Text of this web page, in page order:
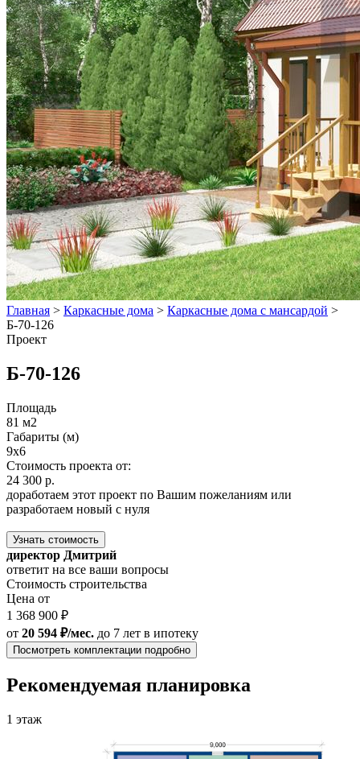
Главная > Каркасные дома > Каркасные дома с мансардой >
Б-70-126
Проект
Б-70-126
Площадь
81 м2
Габариты (м)
9x6
Стоимость проекта от:
24 300 р.
доработаем этот проект по Вашим пожеланиям или
разработаем новый с нуля
Узнать стоимость
директор Дмитрий
ответит на все ваши вопросы
Стоимость строительства
Цена от
1 368 900 ₽
от 20 594 ₽/мес. до 7 лет в ипотеку
Посмотреть комплектации подробно
Рекомендуемая планировка
1 этаж